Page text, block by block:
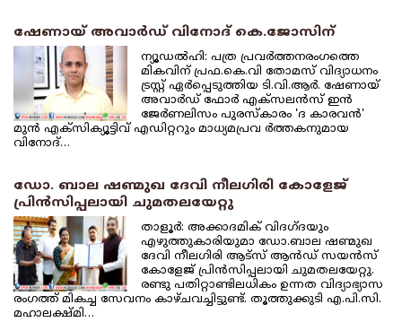
ഷേണായ് അവാര്‍ഡ് വിനോദ് കെ.ജോസിന്
ന്യൂഡല്‍ഹി: പത്ര പ്രവര്‍ത്തനരംഗത്തെ
മികവിന് പ്രഫ.കെ.വി തോമസ് വിദ്യാധനം
ട്രസ്റ്റ് ഏര്‍പ്പെടുത്തിയ ടി.വി.ആര്‍. ഷേണായ്
അവാര്‍ഡ് ഫോര്‍ എക്‌സലന്‍സ് ഇന്‍
ജേര്‍ണലിസം പുരസ്‌കാരം 'ദ കാരവന്‍'
മുന്‍ എക്‌സിക്യൂട്ടിവ് എഡിറ്ററും മാധ്യമപ്രവ ര്‍ത്തകനുമായ
വിനോദ്…
ഡോ. ബാല ഷണ്മുഖ ദേവി നീലഗിരി കോളേജ്
പ്രിന്‍സിപ്പലായി ചുമതലയേറ്റു
താളൂര്‍: അക്കാദമിക് വിദഗ്ദയും
എഴുത്തുകാരിയുമാ ഡോ.ബാല ഷണ്മുഖ
ദേവി നീലഗിരി ആട്‌സ് ആന്‍ഡ് സയന്‍സ്
കോളേജ് പ്രിന്‍സിപ്പലായി ചുമതലയേറ്റു.
രണ്ടു പതിറ്റാണ്ടിലധികം ഉന്നത വിദ്യാഭ്യാസ
രംഗത്ത് മികച്ച സേവനം കാഴ്ചവച്ചിട്ടുണ്ട്. തൂത്തുക്കുടി എ.പി.സി.
മഹാലക്ഷ്മി…